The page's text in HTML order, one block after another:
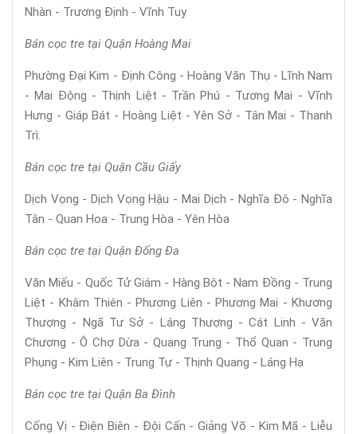
Nhàn - Trương Định - Vĩnh Tuy
Bán cọc tre tại Quận Hoàng Mai
Phường Đại Kim - Định Công - Hoàng Văn Thụ - Lĩnh Nam
- Mai Động - Thịnh Liệt - Trần Phú - Tương Mai - Vĩnh
Hưng - Giáp Bát - Hoàng Liệt - Yên Sở - Tân Mai - Thanh
Trì.
Bán cọc tre tại Quận Cầu Giấy
Dịch Vọng - Dịch Vọng Hậu - Mai Dịch - Nghĩa Đô - Nghĩa
Tân - Quan Hoa - Trung Hòa - Yên Hòa
Bán cọc tre tại Quận Đống Đa
Văn Miếu - Quốc Tử Giám - Hàng Bột - Nam Đồng - Trung
Liệt - Khâm Thiên - Phương Liên - Phương Mai - Khương
Thượng - Ngã Tư Sở - Láng Thượng - Cát Linh - Văn
Chương - Ô Chợ Dừa - Quang Trung - Thổ Quan - Trung
Phụng - Kim Liên - Trung Tự - Thịnh Quang - Láng Hạ
Bán cọc tre tại Quận Ba Đình
Cống Vị - Điện Biên - Đội Cấn - Giảng Võ - Kim Mã - Liễu